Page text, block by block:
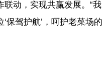
动，实现共赢发展。“我
保驾护航’，呵护老菜场的